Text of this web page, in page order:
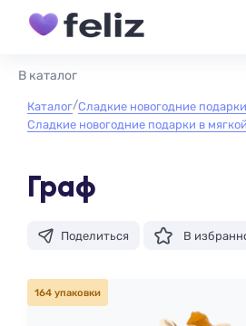
В каталог
Каталог Сладкие новогодние подарки
Сладкие новогодние подарки в
Граф
Поделиться В
164 упаковки